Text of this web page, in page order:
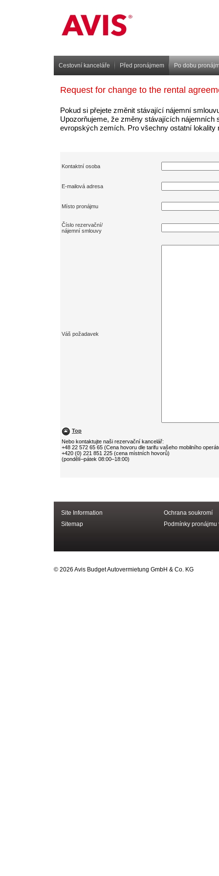
Cestovní kanceláře Před pronájmem Po dobu
Site Information
Ochrana soukromí
Sitemap
Podmínky pronájmu
© 2026 Avis Budget Autovermietung GmbH & Co. KG